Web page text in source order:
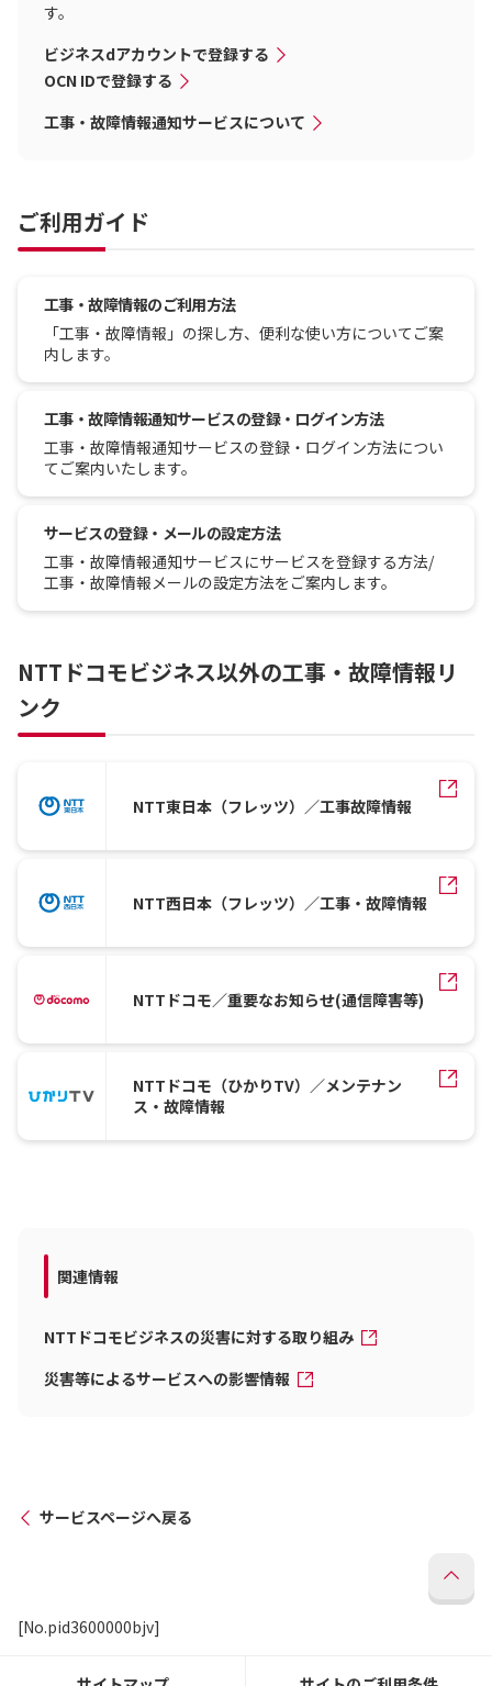
す。
ビジネスdアカウントで登録する
OCN IDで登録する
工事・故障情報通知サービスについて
ご利用ガイド
工事・故障情報のご利用方法
「工事・故障情報」の探し方、便利な使い方についてご案
内します。
工事・故障情報通知サービスの登録・ログイン方法
工事・故障情報通知サービスの登録・ログイン方法につい
てご案内いたします。
サービスの登録・メールの設定方法
工事・故障情報通知サービスにサービスを登録する方法/
工事・故障情報メールの設定方法をご案内します。
NTTドコモビジネス以外の工事・故障情報リ
ンク
NTT東日本（フレッツ）／工事故障情報
NTT西日本（フレッツ）／工事・故障情報
NTTドコモ／重要なお知らせ(通信障害等)
NTTドコモ（ひかりTV）／メンテナン
ス・故障情報
関連情報
NTTドコモビジネスの災害に対する取り組み
災害等によるサービスへの影響情報
サービスページへ戻る
[No.pid3600000bjv]